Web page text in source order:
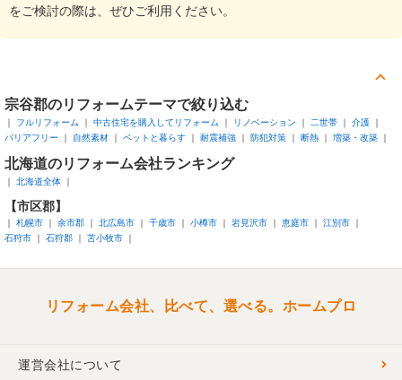
をご検討の際は、ぜひご利用ください。
宗谷郡のリフォームテーマで絞り込む
フルリフォーム 中古住宅を購入してリフォーム リノベーション 二世帯
介護
バリアフリー
自然素材 ペットと暮らす 耐震補強 防犯対策 断熱 増築・改築
北海道のリフォーム会社ランキング
北海道全体
【市区郡】
札幌市 余市郡 北広島市 千歳市 小樽市 岩見沢市 恵庭市
江別市
石狩市
石狩郡 苫小牧市
リフォーム会社、比べて、選べる。ホームプロ
運営会社について